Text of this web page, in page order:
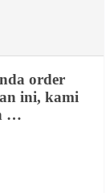
order
ini, kami
…